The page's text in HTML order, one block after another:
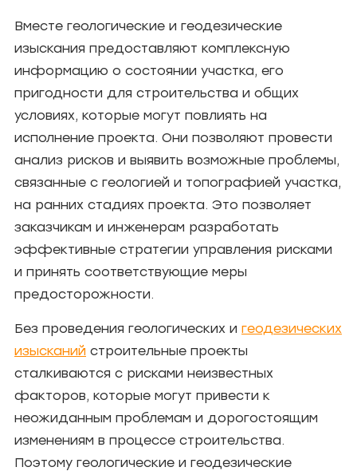
Вместе геологические и геодезические
изыскания предоставляют комплексную
информацию о состоянии участка, его
пригодности для строительства и общих
условиях, которые могут повлиять на
исполнение проекта. Они позволяют провести
анализ рисков и выявить возможные проблемы,
связанные с геологией и топографией участка,
на ранних стадиях проекта. Это позволяет
заказчикам и инженерам разработать
эффективные стратегии управления рисками
и принять соответствующие меры
предосторожности.
Без проведения геологических и геодезических
изысканий строительные проекты
сталкиваются с рисками неизвестных
факторов, которые могут привести к
неожиданным проблемам и дорогостоящим
изменениям в процессе строительства.
Поэтому геологические и геодезические